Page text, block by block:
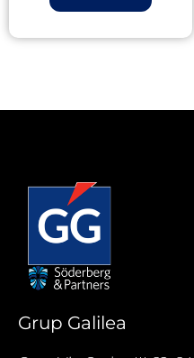
Grup Galilea